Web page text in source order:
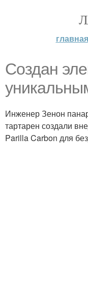
главная
Создан
Инженер Зенон
тартарен создали
Parilla Carbon для